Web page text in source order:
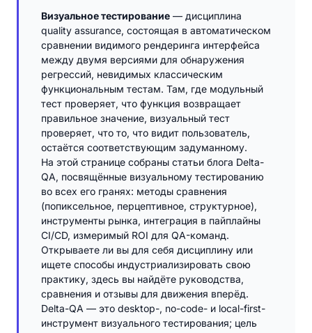
Визуальное тестирование — дисциплина
quality assurance, состоящая в автоматическом
сравнении видимого рендеринга интерфейса
между двумя версиями для обнаружения
регрессий, невидимых классическим
функциональным тестам. Там, где модульный
тест проверяет, что функция возвращает
правильное значение, визуальный тест
проверяет, что то, что видит пользователь,
остаётся соответствующим задуманному.
На этой странице собраны статьи блога Delta-
QA, посвящённые визуальному тестированию
во всех его гранях: методы сравнения
(попиксельное, перцептивное, структурное),
инструменты рынка, интеграция в пайплайны
CI/CD, измеримый ROI для QA-команд.
Открываете ли вы для себя дисциплину или
ищете способы индустриализировать свою
практику, здесь вы найдёте руководства,
сравнения и отзывы для движения вперёд.
Delta-QA — это desktop-, no-code- и local-first-
инструмент визуального тестирования; цель